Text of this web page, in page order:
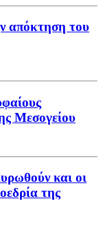
απόκτηση του
Μεσογείου
και οι
της